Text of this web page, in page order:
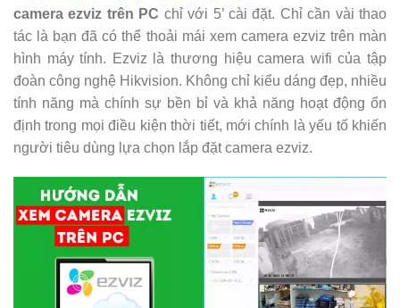
camera ezviz trên PC chỉ với 5’ cài đặt. Chỉ cần vài thao
tác là bạn đã có thể thoải mái xem camera ezviz trên màn
hình máy tính. Ezviz là thương hiệu camera wifi của tập
đoàn công nghệ Hikvision. Không chỉ kiểu dáng đẹp, nhiều
tính năng mà chính sự bền bỉ và khả năng hoạt động ổn
định trong mọi điều kiện thời tiết, mới chính là yếu tố khiến
người tiêu dùng lựa chọn lắp đặt camera ezviz.